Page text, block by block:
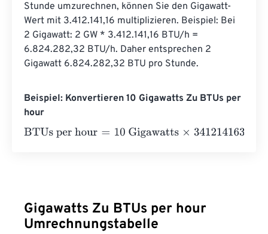
Stunde umzurechnen, können Sie den Gigawatt-
Wert mit 3.412.141,16 multiplizieren. Beispiel: Bei
2 Gigawatt: 2 GW * 3.412.141,16 BTU/h =
6.824.282,32 BTU/h. Daher entsprechen 2
Gigawatt 6.824.282,32 BTU pro Stunde.
Beispiel: Konvertieren 10 Gigawatts Zu BTUs per
hour
BTUs per hour=10 Gigawatts×3412141633.738=
Gigawatts Zu BTUs per hour
Umrechnungstabelle